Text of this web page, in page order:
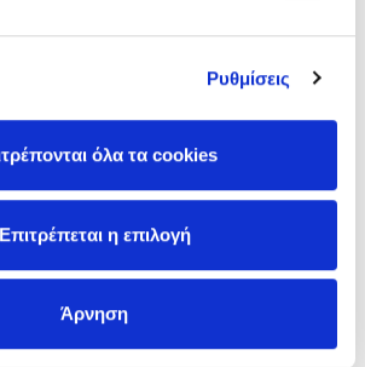
Ρυθμίσεις
όλα τα cookies
Επιτρέπεται η επιλογή
Άρνηση
στο Παλαιοχώρι Καλαμπάκας
και η Μαρίνα Γιώτη στη Νικήτη
Χίο
του Άρεως